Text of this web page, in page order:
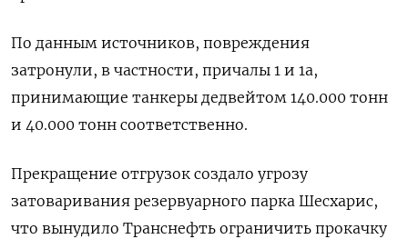
По данным источников, повреждения
затронули, в частности, причалы 1 и 1а,
принимающие танкеры дедвейтом 140.000 тонн
и 40.000 тонн соответственно.
Прекращение отгрузок создало угрозу
затоваривания резервуарного парка Шесхарис,
что вынудило Транснефть ограничить прокачку